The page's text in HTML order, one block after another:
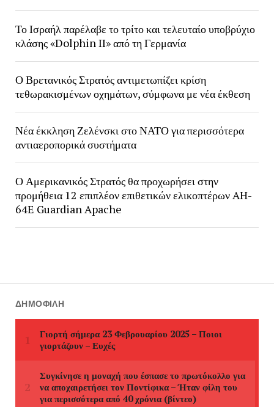
Το Ισραήλ παρέλαβε το τρίτο και τελευταίο υποβρύχιο
κλάσης «Dolphin II» από τη Γερμανία
Ο Βρετανικός Στρατός αντιμετωπίζει κρίση
τεθωρακισμένων οχημάτων, σύμφωνα με νέα έκθεση
Νέα έκκληση Ζελένσκι στο ΝΑΤΟ για περισσότερα
αντιαεροπορικά συστήματα
Ο Αμερικανικός Στρατός θα προχωρήσει στην
προμήθεια 12 επιπλέον επιθετικών ελικοπτέρων AH-
64E Guardian Apache
ΔΗΜΟΦΙΛΉ